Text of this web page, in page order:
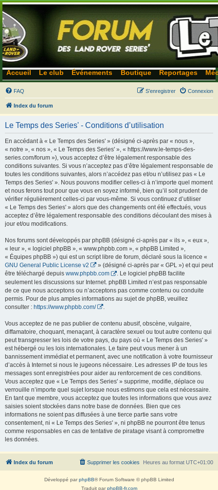
Accueil Le club Événements Boutique Reportages
FAQ Connexion
S’enregistrer
Index du forum
Le Temps des Series' - Conditions d’utilisation
En accédant à « Le Temps des Series' » (désigné ci-après par « nous »,
« notre », « nos », « Le Temps des Series' », « https://www.le-temps-des-
series.com/forum »), vous acceptez d’être légalement responsable des
conditions suivantes. Si vous n’acceptez pas d’être légalement responsable de
toutes les conditions suivantes, alors n’accédez pas et/ou n’utilisez pas « Le
Temps des Series' ». Nous pouvons modifier celles-ci à n’importe quel moment
et nous ferons tout pour que vous en soyez informé, bien qu’il soit prudent de
vérifier régulièrement celles-ci par vous-même. Si vous continuez d’utiliser
« Le Temps des Series' » alors que des changements ont été effectués, vous
acceptez d’être légalement responsable des conditions découlant des mises à
jour et/ou modifications.
Nos forums sont développés par phpBB (désigné ci-après par « ils », « eux »,
« leur », « logiciel phpBB », « www.phpbb.com », « phpBB Limited »,
« Équipes phpBB ») qui est un script libre de forum, déclaré sous la licence «
GNU General Public License v2
» (désigné ci-après par « GPL ») et qui peut
être téléchargé depuis www.phpbb.com
. Le logiciel phpBB facilite
seulement les discussions sur Internet. phpBB Limited n’est pas responsable
de ce que nous acceptons ou n’acceptons pas comme contenu ou conduite
permis. Pour de plus amples informations au sujet de phpBB, veuillez
consulter : https://www.phpbb.com/
Vous acceptez de ne pas publier de contenu abusif, obscène, vulgaire,
diffamatoire, choquant, menaçant, à caractère sexuel ou tout autre contenu qui
peut transgresser les lois de votre pays, du pays où « Le Temps des Series' »
est hébergé ou les lois internationales. Le faire peut vous mener à un
bannissement immédiat et permanent, avec une notification à votre fournisseur
d’accès à Internet si nous le jugeons nécessaire. Les adresses IP de tous les
messages sont enregistrées pour aider au renforcement de ces conditions.
Vous acceptez que « Le Temps des Series' » supprime, modifie, déplace ou
verrouille n’importe quel sujet lorsque nous estimons que cela est nécessaire.
En tant que membre, vous acceptez que toutes les informations que vous avez
saisies soient stockées dans notre base de données. Bien que ces
informations ne soient pas diffusées à une tierce partie sans votre
consentement, ni « Le Temps des Series' », ni phpBB ne pourront être tenus
comme responsables en cas de tentative de piratage visant à compromettre
les données.
Index du forum Heures au format UTC+01:00
Supprimer les cookies
Développé parphpBB® Forum Software © phpBB Limited
Traduit parphpBB-fr.com